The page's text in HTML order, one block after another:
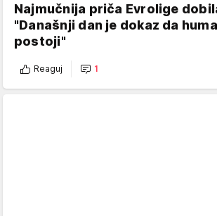
Najmučnija priča Evrolige
"Današnji dan je dokaz da
postoji"
Reaguj 1